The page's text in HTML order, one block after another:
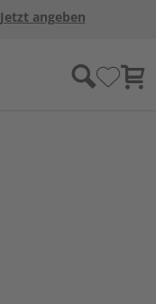
Jetzt angeben